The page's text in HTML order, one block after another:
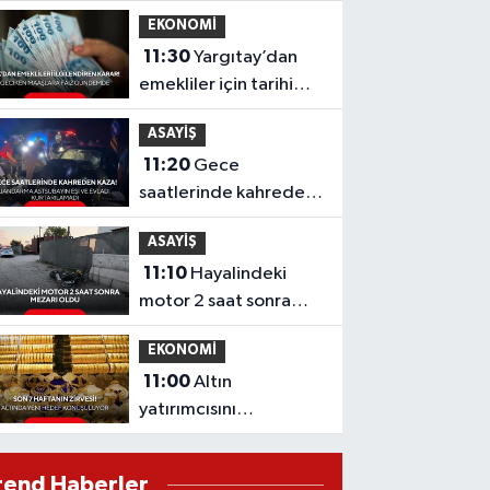
%40'ı doğalgazı iki
katı fiyata kullanacak!
EKONOMİ
11:30Yargıtay’dan
emekliler için tarihi
karar: Geciken
maaşlara faiz
gündemde!
ASAYİŞ
11:20
saatlerinde kahreden
kaza! Jandarma
astsubayın eşi ve
evladı kurtarılamadı
ASAYİŞ
11:10
motor 2 saat sonra
mezarı oldu
EKONOMİ
11:00Altın
yatırımcısını
heyecanlandıran
Haberler